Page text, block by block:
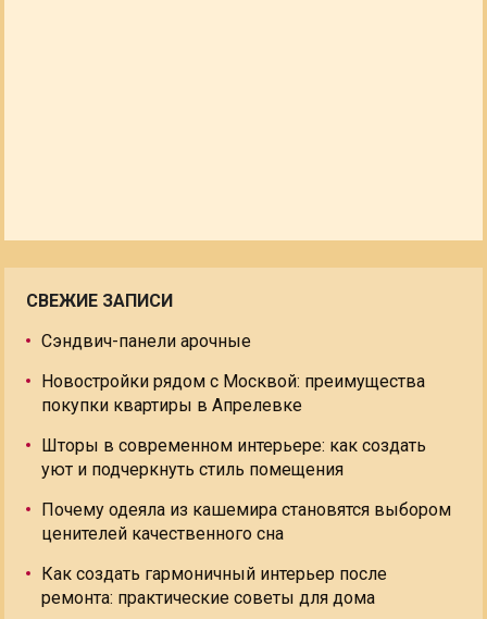
СВЕЖИЕ ЗАПИСИ
Сэндвич-панели арочные
Новостройки рядом с Москвой: преимущества
покупки квартиры в Апрелевке
Шторы в современном интерьере: как создать
уют и подчеркнуть стиль помещения
Почему одеяла из кашемира становятся выбором
ценителей качественного сна
Как создать гармоничный интерьер после
ремонта: практические советы для дома